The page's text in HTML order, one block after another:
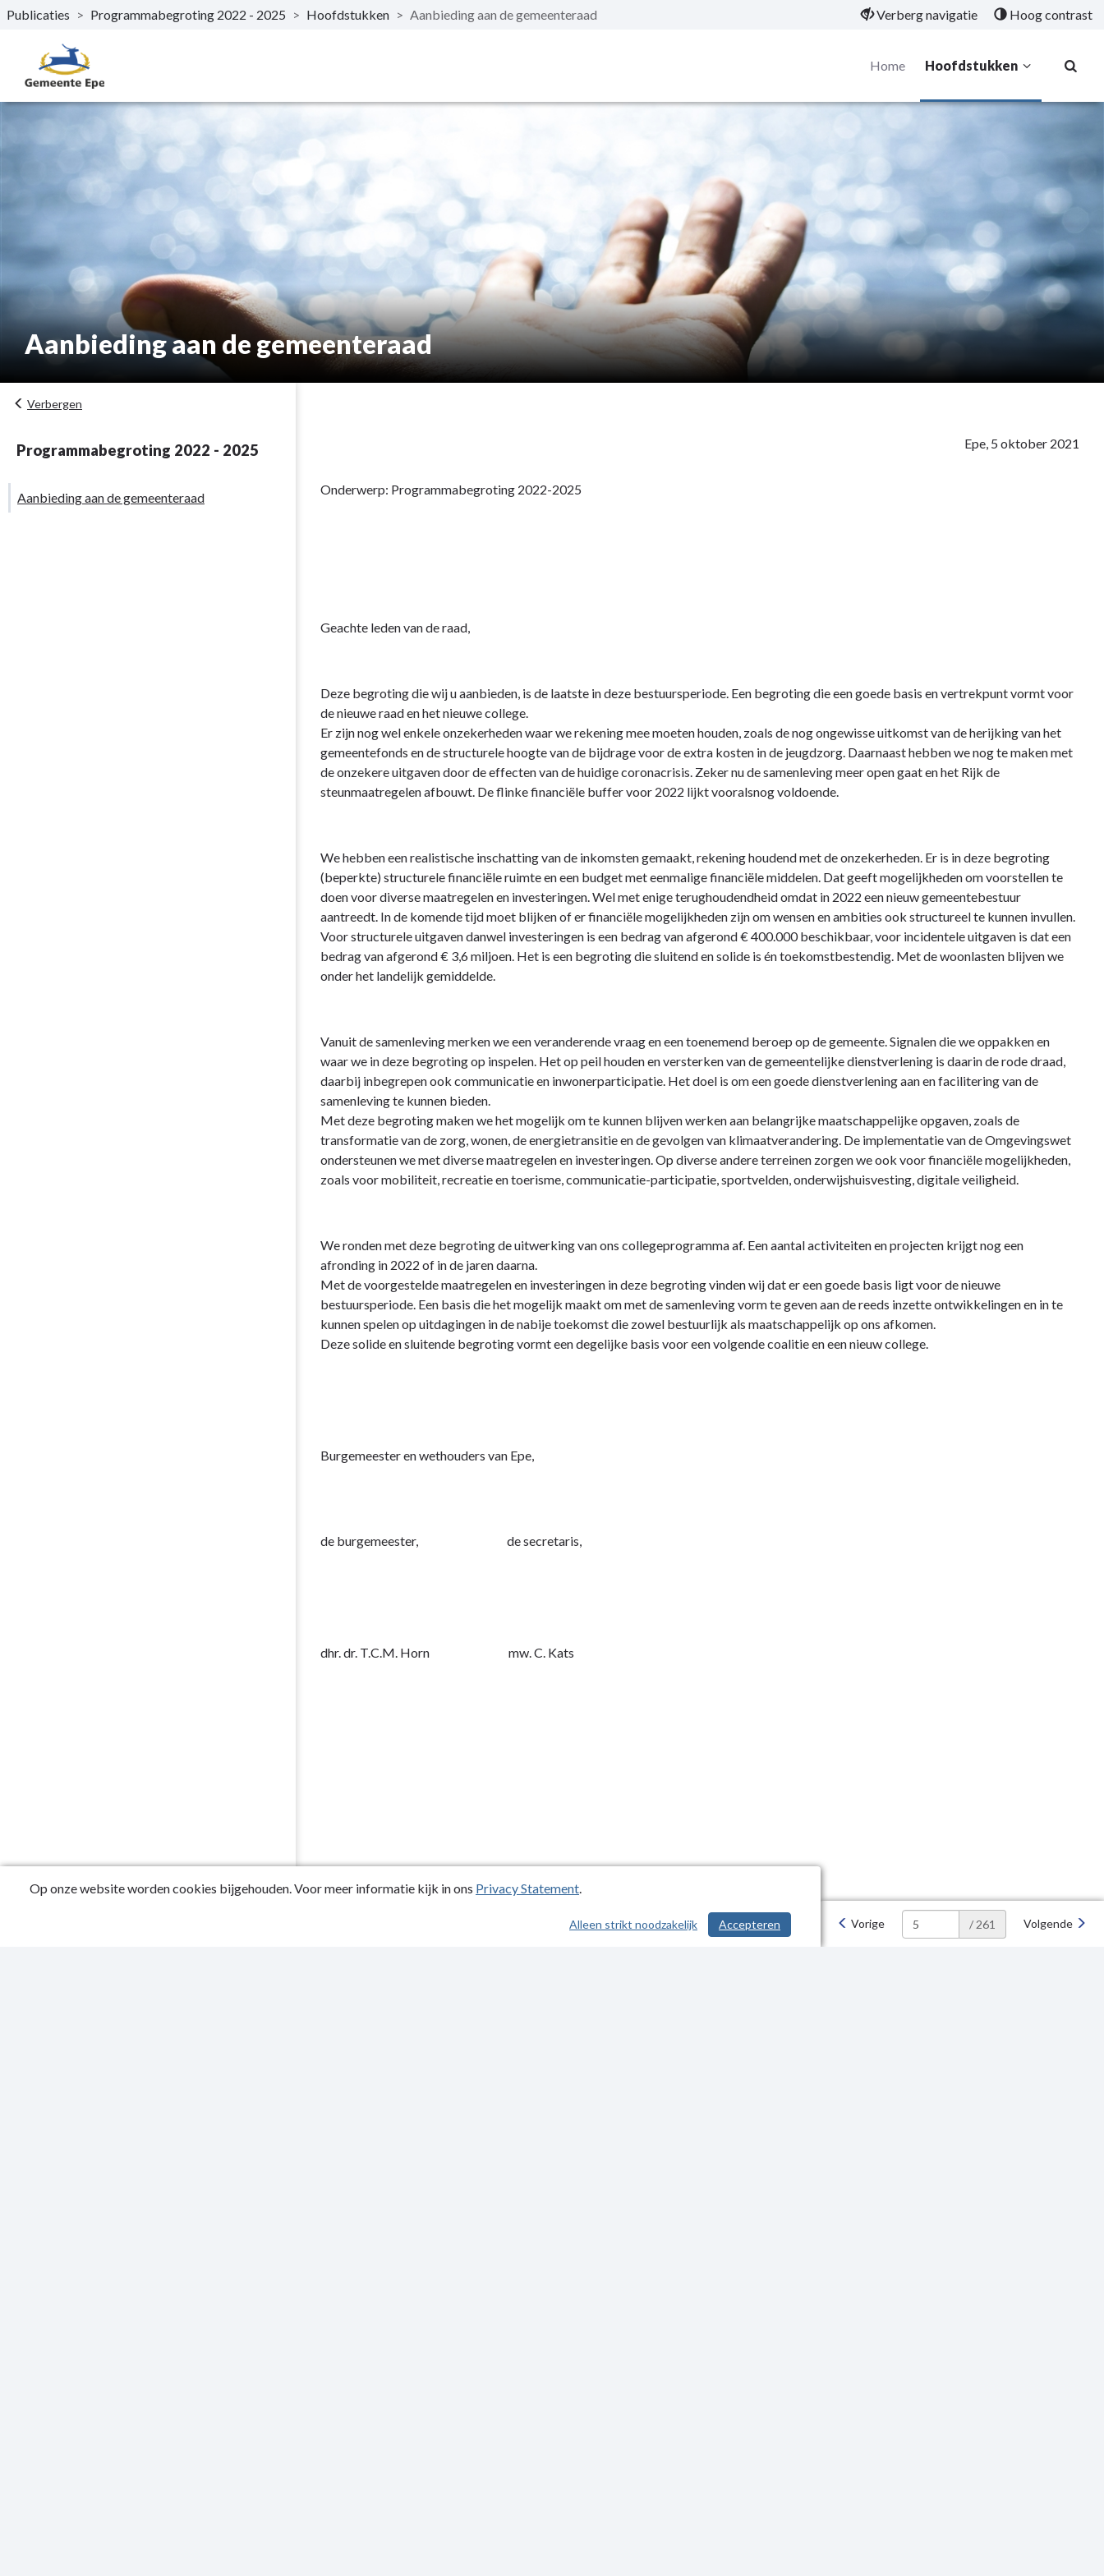
Naar hoofdinhoud
Publicaties > Programmabegroting 2022 - 2025 > Hoofdstukken > Aanbieding aan de gemeenteraad Verberg navigatie Hoog contrast
Home Hoofdstukken
Aanbieding aan de gemeenteraad
Verbergen
Programmabegroting 2022 - 2025
Aanbieding aan de gemeenteraad
Epe, 5 oktober 2021
Onderwerp: Programmabegroting 2022-2025
Geachte leden van de raad,
Deze begroting die wij u aanbieden, is de laatste in deze bestuursperiode. Een begroting die een goede basis en vertrekpunt vormt voor
de nieuwe raad en het nieuwe college.
Er zijn nog wel enkele onzekerheden waar we rekening mee moeten houden, zoals de nog ongewisse uitkomst van de herijking van het
gemeentefonds en de structurele hoogte van de bijdrage voor de extra kosten in de jeugdzorg. Daarnaast hebben we nog te maken met
de onzekere uitgaven door de effecten van de huidige coronacrisis. Zeker nu de samenleving meer open gaat en het Rijk de
steunmaatregelen afbouwt. De flinke financiële buffer voor 2022 lijkt vooralsnog voldoende.
We hebben een realistische inschatting van de inkomsten gemaakt, rekening houdend met de onzekerheden. Er is in deze begroting
(beperkte) structurele financiële ruimte en een budget met eenmalige financiële middelen. Dat geeft mogelijkheden om voorstellen te
doen voor diverse maatregelen en investeringen. Wel met enige terughoudendheid omdat in 2022 een nieuw gemeentebestuur
aantreedt. In de komende tijd moet blijken of er financiële mogelijkheden zijn om wensen en ambities ook structureel te kunnen invullen.
Voor structurele uitgaven danwel investeringen is een bedrag van afgerond € 400.000 beschikbaar, voor incidentele uitgaven is dat een
bedrag van afgerond € 3,6 miljoen. Het is een begroting die sluitend en solide is én toekomstbestendig. Met de woonlasten blijven we
onder het landelijk gemiddelde.
Vanuit de samenleving merken we een veranderende vraag en een toenemend beroep op de gemeente. Signalen die we oppakken en
waar we in deze begroting op inspelen. Het op peil houden en versterken van de gemeentelijke dienstverlening is daarin de rode draad,
daarbij inbegrepen ook communicatie en inwonerparticipatie. Het doel is om een goede dienstverlening aan en facilitering van de
samenleving te kunnen bieden.
Met deze begroting maken we het mogelijk om te kunnen blijven werken aan belangrijke maatschappelijke opgaven, zoals de
transformatie van de zorg, wonen, de energietransitie en de gevolgen van klimaatverandering. De implementatie van de Omgevingswet
ondersteunen we met diverse maatregelen en investeringen. Op diverse andere terreinen zorgen we ook voor financiële mogelijkheden,
zoals voor mobiliteit, recreatie en toerisme, communicatie-participatie, sportvelden, onderwijshuisvesting, digitale veiligheid.
We ronden met deze begroting de uitwerking van ons collegeprogramma af. Een aantal activiteiten en projecten krijgt nog een
afronding in 2022 of in de jaren daarna.
Met de voorgestelde maatregelen en investeringen in deze begroting vinden wij dat er een goede basis ligt voor de nieuwe
bestuursperiode. Een basis die het mogelijk maakt om met de samenleving vorm te geven aan de reeds inzette ontwikkelingen en in te
kunnen spelen op uitdagingen in de nabije toekomst die zowel bestuurlijk als maatschappelijk op ons afkomen.
Deze solide en sluitende begroting vormt een degelijke basis voor een volgende coalitie en een nieuw college.
Burgemeester en wethouders van Epe,
de burgemeester, de secretaris,
dhr. dr. T.C.M. Horn mw. C. Kats
Vorige / 261 Volgende
Op onze website worden cookies bijgehouden. Voor meer informatie kijk in ons Privacy Statement.
Accepteren
Alleen strikt noodzakelijk